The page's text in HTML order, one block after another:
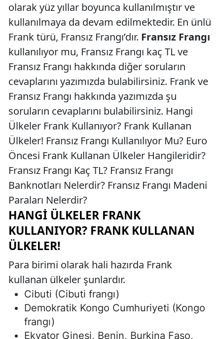
olarak yüz yıllar boyunca kullanılmıştır ve
kullanılmaya da devam edilmektedir. En ünlü
Frank türü, Fransız Frangı’dır. Fransız Frangı
kullanılıyor mu, Fransız Frangı kaç TL ve
Fransız Frangı hakkında diğer soruların
cevaplarını yazımızda bulabilirsiniz. Frank ve
Fransız Frangı hakkında yazımızda şu
soruların cevaplarını bulabilirsiniz. Hangi
Ülkeler Frank Kullanıyor? Frank Kullanan
Ülkeler! Fransız Frangı Kullanılıyor Mu? Euro
Öncesi Frank Kullanan Ülkeler Hangileridir?
Fransız Frangı Kaç TL? Fransız Frangı
Banknotları Nelerdir? Fransız Frangı Madeni
Paraları Nelerdir?
HANGI ÜLKELER FRANK
KULLANIYOR? FRANK KULLANAN
ÜLKELER!
Para birimi olarak hali hazırda Frank
kullanan ülkeler şunlardır.
Cibuti (Cibuti frangı)
Demokratik Kongo Cumhuriyeti (Kongo
frangı)
Ekvator Ginesi, Benin, Burkina Faso,